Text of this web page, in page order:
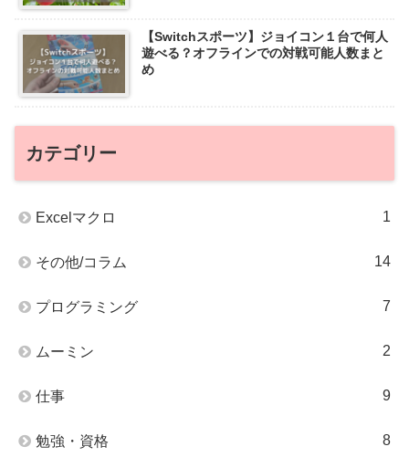
【Switchスポーツ】ジョイコン１台で何人
遊べる？オフラインでの対戦可能人数まと
め
カテゴリー
Excelマクロ 1
その他/コラム 14
プログラミング 7
ムーミン 2
仕事 9
勉強・資格 8